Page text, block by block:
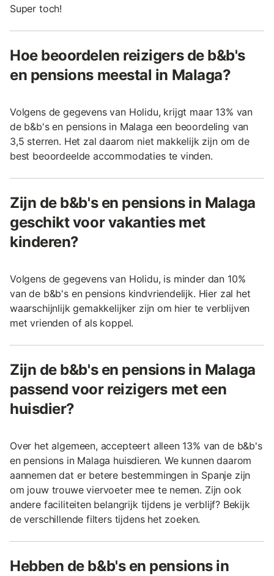
Super toch!
Hoe beoordelen reizigers de b&b's
en pensions meestal in Malaga?
Volgens de gegevens van Holidu, krijgt maar 13% van
de b&b's en pensions in Malaga een beoordeling van
3,5 sterren. Het zal daarom niet makkelijk zijn om de
best beoordeelde accommodaties te vinden.
Zijn de b&b's en pensions in Malaga
geschikt voor vakanties met
kinderen?
Volgens de gegevens van Holidu, is minder dan 10%
van de b&b's en pensions kindvriendelijk. Hier zal het
waarschijnlijk gemakkelijker zijn om hier te verblijven
met vrienden of als koppel.
Zijn de b&b's en pensions in Malaga
passend voor reizigers met een
huisdier?
Over het algemeen, accepteert alleen 13% van de b&b's
en pensions in Malaga huisdieren. We kunnen daarom
aannemen dat er betere bestemmingen in Spanje zijn
om jouw trouwe viervoeter mee te nemen. Zijn ook
andere faciliteiten belangrijk tijdens je verblijf? Bekijk
de verschillende filters tijdens het zoeken.
Hebben de b&b's en pensions in